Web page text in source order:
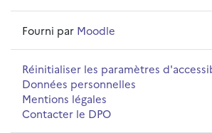
Fourni par Moodle
Réinitialiser les paramètres
Données personnelles
Mentions légales
Contacter le DPO